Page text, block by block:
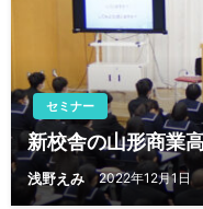
セミナー
新校舎の山形商業
浅野えみ 2022年12月1日